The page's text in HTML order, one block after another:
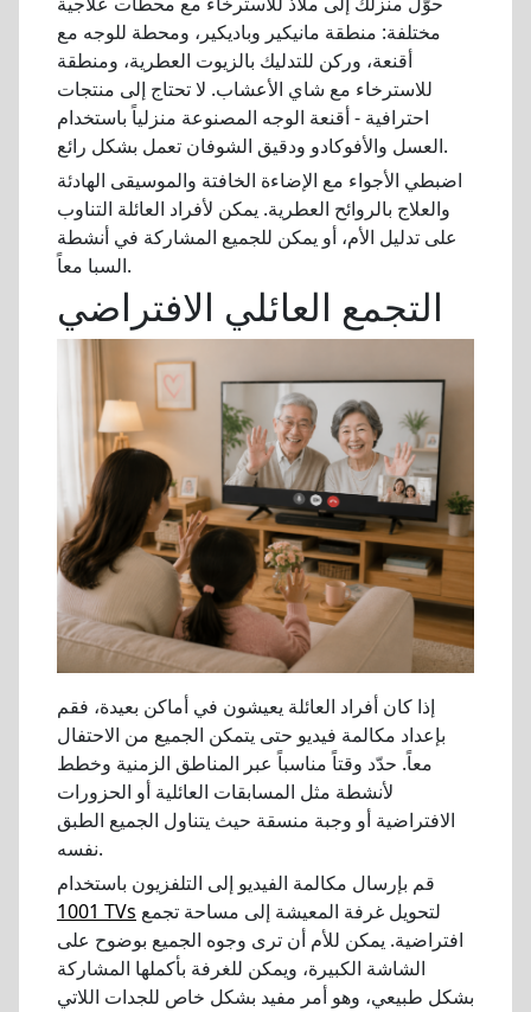
مختلفة: منطقة مانيكير وباديكير، ومحطة للوجه مع
أقنعة، وركن للتدليك بالزيوت العطرية، ومنطقة
للاسترخاء مع شاي الأعشاب. لا تحتاج إلى منتجات
احترافية - أقنعة الوجه المصنوعة منزلياً باستخدام
العسل والأفوكادو ودقيق الشوفان تعمل بشكل رائع.
اضبطي الأجواء مع الإضاءة الخافتة والموسيقى الهادئة
والعلاج بالروائح العطرية. يمكن لأفراد العائلة التناوب
على تدليل الأم، أو يمكن للجميع المشاركة في أنشطة
السبا معاً.
التجمع العائلي الافتراضي
إذا كان أفراد العائلة يعيشون في أماكن بعيدة، فقم
بإعداد مكالمة فيديو حتى يتمكن الجميع من الاحتفال
معاً. حدّد وقتاً مناسباً عبر المناطق الزمنية وخطط
لأنشطة مثل المسابقات العائلية أو الحزورات
الافتراضية أو وجبة منسقة حيث يتناول الجميع الطبق
نفسه.
قم بإرسال مكالمة الفيديو إلى التلفزيون باستخدام
1001 TVs
افتراضية. يمكن للأم أن ترى وجوه الجميع بوضوح على
الشاشة الكبيرة، ويمكن للغرفة بأكملها المشاركة
بشكل طبيعي، وهو أمر مفيد بشكل خاص للجدات اللاتي